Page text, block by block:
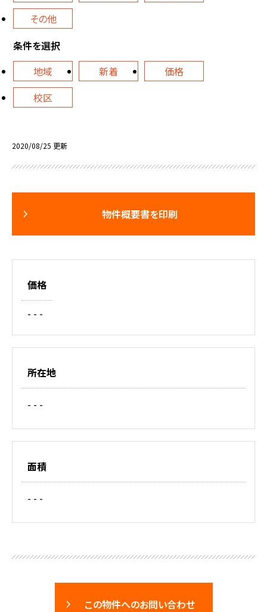
その他
条件を選択
地域
新着
価格
校区
2020/08/25 更新
物件概要書を印刷
価格
- - -
所在地
- - -
面積
- - -
この物件へのお問い合わせ